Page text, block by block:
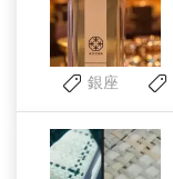
銀座